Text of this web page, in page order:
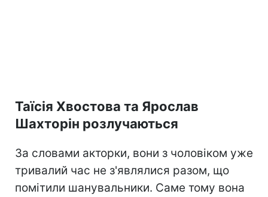
Таїсія Хвостова та Ярослав
Шахторін розлучаються
За словами акторки, вони з чоловіком уже
тривалий час не з'являлися разом, що
помітили шанувальники. Саме тому вона